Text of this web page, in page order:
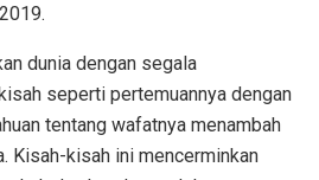
dunia dengan segala
seperti pertemuannya dengan
tentang wafatnya menambah
Kisah-kisah ini mencerminkan